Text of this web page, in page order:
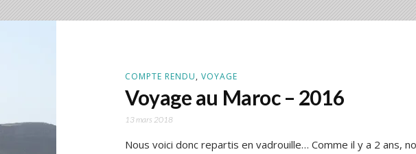
COMPTE RENDU, VOYAGE
Voyage au Maroc – 2016
13 mars 2018
Nous voici donc repartis en vadrouille… Comme il y a 2 ans,